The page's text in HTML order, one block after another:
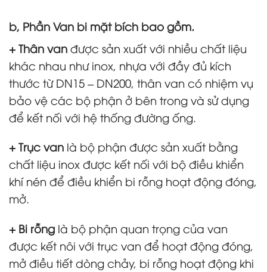
b, Phần Van bi mặt bích bao gồm.
+ Thân van được sản xuất với nhiều chất liệu
khác nhau như inox, nhựa với đầy đủ kích
thước từ DN15 – DN200, thân van có nhiệm vụ
bảo vệ các bộ phận ở bên trong và sử dụng
để kết nối với hệ thống đường ống.
+ Trục van là bộ phận được sản xuất bằng
chất liệu inox được kết nối với bộ điều khiển
khí nén để điều khiển bi rỗng hoạt động đóng,
mở.
+ Bi rỗng là bộ phận quan trọng của van
được kết nôi với trục van để hoạt động đóng,
mở điều tiết dòng chảy, bi rỗng hoạt động khi